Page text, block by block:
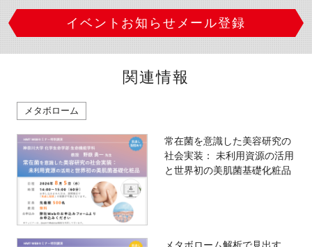
イベントお知らせメール登録
関連情報
メタボローム
常在菌を意識した美容研究の
社会実装： 未利用資源の活用
と世界初の美肌菌基礎化粧品